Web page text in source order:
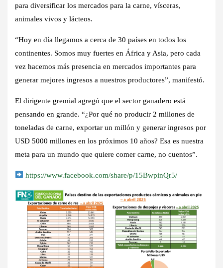
para diversificar los mercados para la carne, vísceras,
animales vivos y lácteos.
“Hoy en día llegamos a cerca de 30 países en todos los
continentes. Somos muy fuertes en África y Asia, pero cada
vez hacemos más presencia en mercados importantes para
generar mejores ingresos a nuestros productores”, manifestó.
El dirigente gremial agregó que el sector ganadero está
pensando en grande. “¿Por qué no producir 2 millones de
toneladas de carne, exportar un millón y generar ingresos por
USD 5000 millones en los próximos 10 años? Esa es nuestra
meta para un mundo que quiere comer carne, no cuentos”.
https://www.facebook.com/share/p/15BwpinQr5/